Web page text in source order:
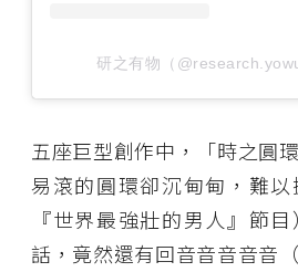
研之有物（
五座巨型創作中，「時之圓
易滾的圓環卻沉甸甸，難
『世界最強壯的男人』節
話，竟然還有回音音音音音